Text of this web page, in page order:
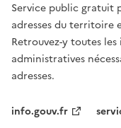
Service public gratuit
adresses du territoire
Retrouvez-y toutes
administratives
adresses.
info.gouv.fr